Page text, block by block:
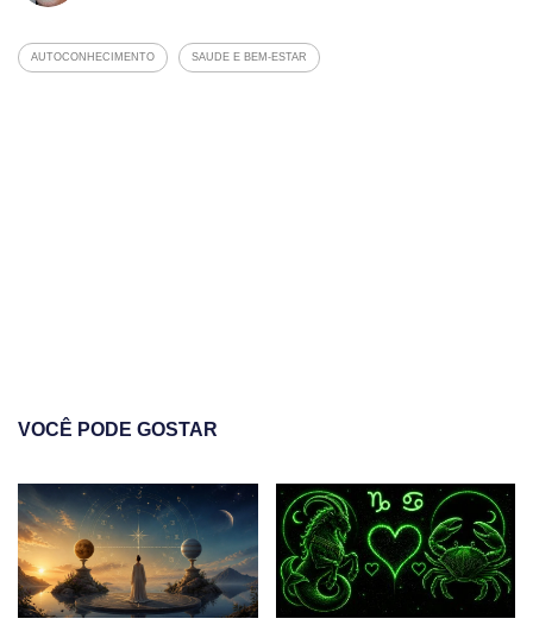
AUTOCONHECIMENTO SAUDE E BEM-ESTAR
VOCÊ PODE GOSTAR